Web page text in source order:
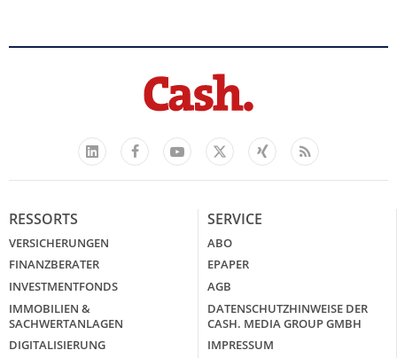
LinkedIn
FacebookYouTube
X
Xing Feed
RESSORTS
VERSICHERUNGEN
FINANZBERATER
INVESTMENTFONDS
IMMOBILIEN &
SACHWERTANLAGEN
DIGITALISIERUNG
SERVICE
ABO
EPAPER
AGB
DATENSCHUTZHINWEISE DER
CASH. MEDIA GROUP GMBH
IMPRESSUM